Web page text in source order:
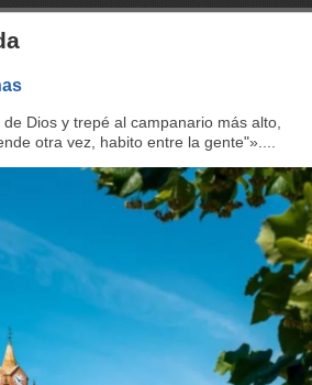
Dios y trepé al campanario más alto,
otra vez, habito entre la gente"»....